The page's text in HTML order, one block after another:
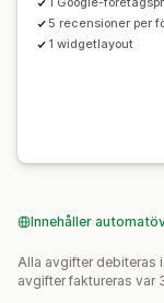
5 recensioner per
1 widgetlayout
Innehåller
Alla avgifter debiteras
avgifter faktureras var